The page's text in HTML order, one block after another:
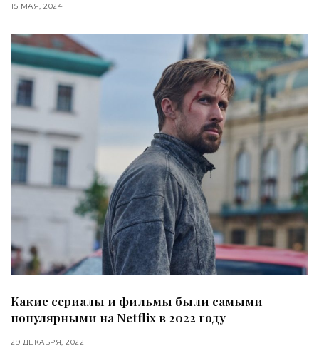
15 МАЯ, 2024
Какие сериалы и фильмы были самыми
популярными на Netflix в 2022 году
29 ДЕКАБРЯ, 2022